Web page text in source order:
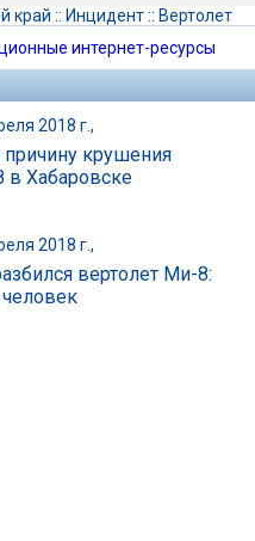
край :: Инцидент:: Вертолет
интернет-ресурсы
2018 г.,
крушения
в Хабаровске
2018 г.,
вертолет Ми-8: